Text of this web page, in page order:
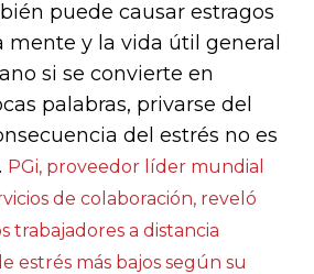
puede causar estragos
mente y la vida útil general
si se convierte en
palabras, privarse del
del estrés no es
PGi, proveedor líder mundial
de colaboración, reveló
trabajadores a distancia
estrés más bajos según su